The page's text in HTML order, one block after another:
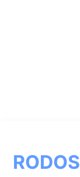
RODOS